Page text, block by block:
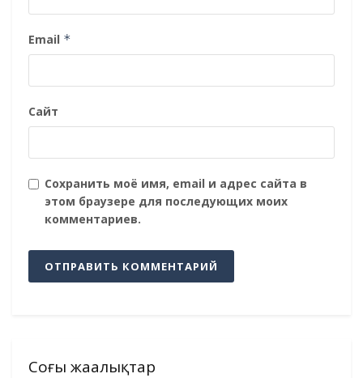
Email *
Сайт
Сохранить моё имя, email и адрес сайта в
этом браузере для последующих моих
комментариев.
Соңғы жаңалықтар